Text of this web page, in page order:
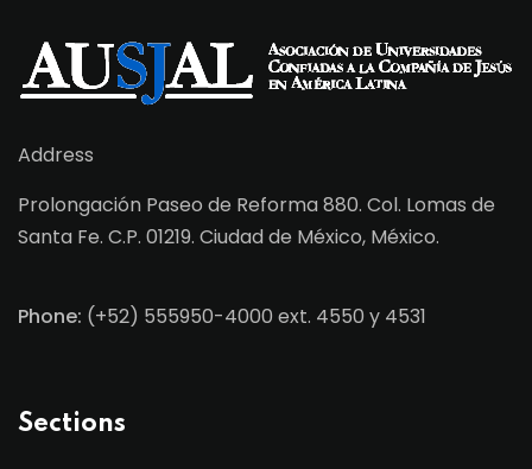
Address
Prolongación Paseo de Reforma 880. Col. Lomas de
Santa Fe. C.P. 01219. Ciudad de México, México.
Phone: (+52) 555950-4000 ext. 4550 y 4531
Sections